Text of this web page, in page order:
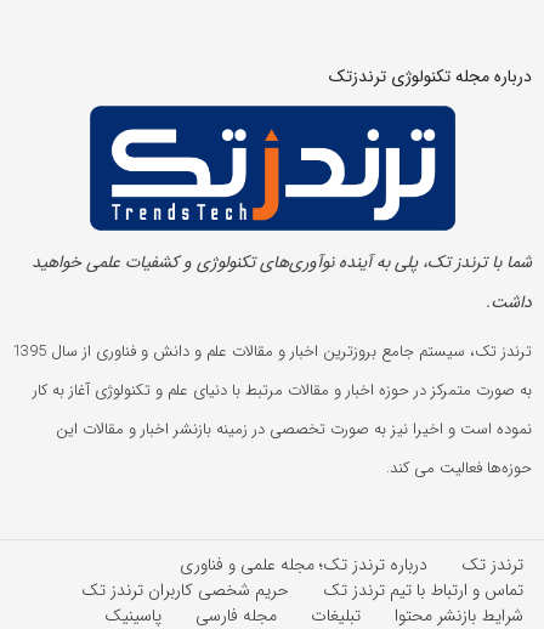
درباره مجله تکنولوژی ترندزتک
شما با ترندز تک، پلی به آینده‌ نوآوری‌های تکنولوژی و کشفیات علمی خواهید
داشت.
ترندز تک، سیستم جامع بروزترین اخبار و مقالات علم و دانش و فناوری از سال 1395
به صورت متمرکز در حوزه اخبار و مقالات مرتبط با دنیای علم و تکنولوژی آغاز به کار
نموده است و اخیرا نیز به صورت تخصصی در زمینه بازنشر اخبار و مقالات این
حوزه‌ها فعالیت می کند.
ترندز تک
درباره ترندز تک؛ مجله علمی و فناوری
تماس و ارتباط با تیم ترندز تک
حریم شخصی کاربران ترندز تک
شرایط بازنشر محتوا
تبلیغات مجله فارسی
پاسینیک